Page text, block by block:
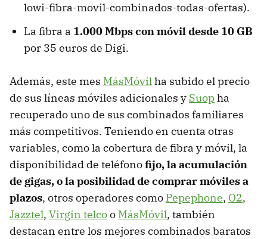
lowi-fibra-movil-combinados-todas-ofertas).
La fibra a 1.000 Mbps con móvil desde 10 GB
por 35 euros de Digi.
Además, este mes MásMóvilha subido el precio
de sus líneas móviles adicionales y Suopha
recuperado uno de sus combinados familiares
más competitivos. Teniendo en cuenta otras
variables, como la cobertura de fibra y móvil, la
disponibilidad de teléfonofijo, la acumulación
de gigas, o la posibilidad de comprar móviles a
plazos, otros operadores como Pepephone, O2,
Jazztel, Virgin telcoo MásMóvil, también
destacan entre los mejores combinados baratos